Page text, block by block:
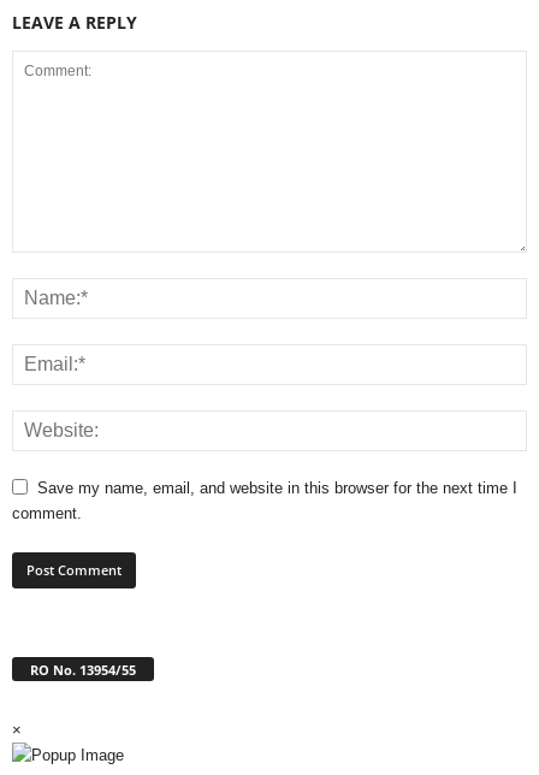
LEAVE A REPLY
Save my name, email, and website in this browser for the next time I
comment.
RO No. 13954/55
×